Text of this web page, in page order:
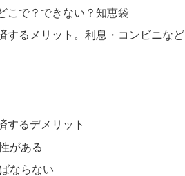
こで？できない？知恵袋
するメリット。利息・コンビニなど
するデメリット
がある
ならない